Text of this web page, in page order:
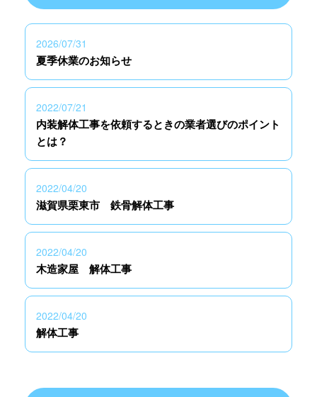
2026/07/31
夏季休業のお知らせ
2022/07/21
内装解体工事を依頼するときの業者選びのポイント
とは？
2022/04/20
滋賀県栗東市 鉄骨解体工事
2022/04/20
木造家屋 解体工事
2022/04/20
解体工事